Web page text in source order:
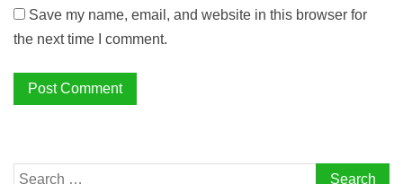
Save my name, email, and website in this browser for
the next time I comment.
Search